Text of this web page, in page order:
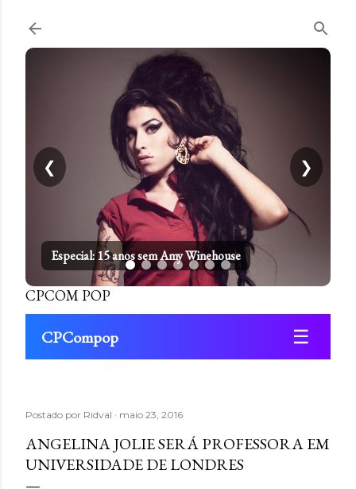
Especial: 15 anos sem Amy Winehouse
❮ ❯
CPCOM POP
CPCompop ☰
Postado por Ridval maio 23, 2016
ANGELINA JOLIE SERÁ PROFESSORA EM
UNIVERSIDADE DE LONDRES